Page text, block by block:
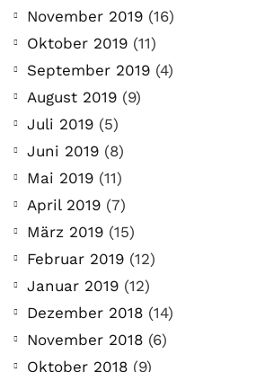
November 2019 (16)
Oktober 2019 (11)
September 2019 (4)
August 2019 (9)
Juli 2019 (5)
Juni 2019 (8)
Mai 2019 (11)
April 2019 (7)
März 2019 (15)
Februar 2019 (12)
Januar 2019 (12)
Dezember 2018 (14)
November 2018 (6)
Oktober 2018 (9)